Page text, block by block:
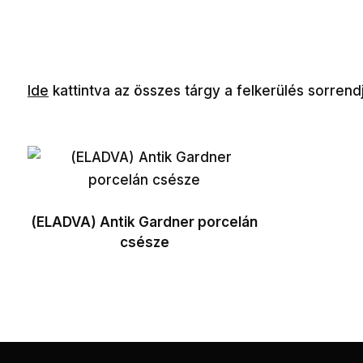
Ide kattintva az összes tárgy a felkerülés
(ELADVA) Antik Gardner porcelán
csésze